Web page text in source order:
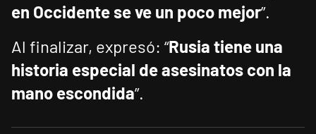
en Occidente se ve un poco mejor”.
Al finalizar, expresó: “Rusia tiene una
historia especial de asesinatos con la
mano escondida”.